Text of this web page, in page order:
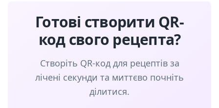
Готові створити QR-
код свого рецепта?
Створіть QR-код для рецептів за
лічені секунди та миттєво почніть
ділитися.